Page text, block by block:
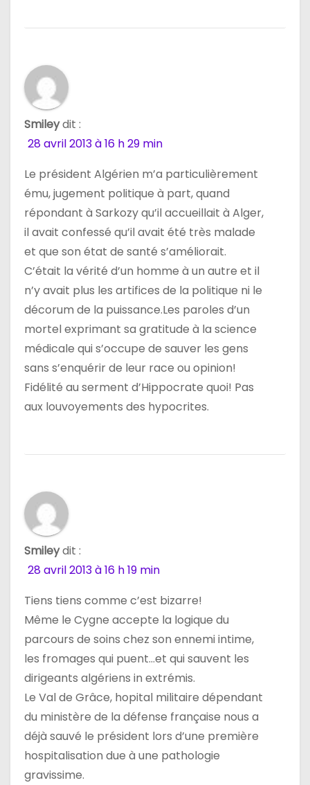
Smileydit :
28 avril 2013 à 16 h 29 min
Le président Algérien m’a particulièrement
ému, jugement politique à part, quand
répondant à Sarkozy qu’il accueillait à Alger,
il avait confessé qu’il avait été très malade
et que son état de santé s’améliorait.
C’était la vérité d’un homme à un autre et il
n’y avait plus les artifices de la politique ni le
décorum de la puissance.Les paroles d’un
mortel exprimant sa gratitude à la science
médicale qui s’occupe de sauver les gens
sans s’enquérir de leur race ou opinion!
Fidélité au serment d’Hippocrate quoi! Pas
aux louvoyements des hypocrites.
Smileydit :
28 avril 2013 à 16 h 19 min
Tiens tiens comme c’est bizarre!
Même le Cygne accepte la logique du
parcours de soins chez son ennemi intime,
les fromages qui puent…et qui sauvent les
dirigeants algériens in extrémis.
Le Val de Grâce, hopital militaire dépendant
du ministère de la défense française nous a
déjà sauvé le président lors d’une première
hospitalisation due à une pathologie
gravissime.